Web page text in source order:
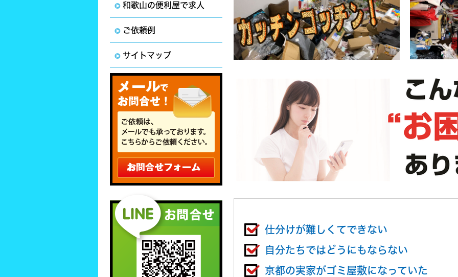
和歌山の便利屋で求人
ご依頼例
サイトマップ
仕分けが難しくてできない
自分たちではどうにもならない
京都の実家がゴミ屋敷になっていた